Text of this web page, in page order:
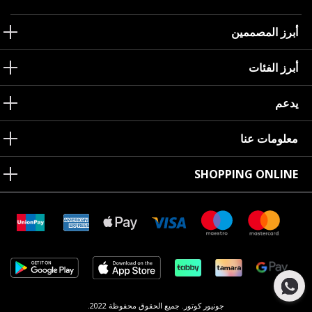
أبرز المصممين
أبرز الفئات
يدعم
معلومات عنا
SHOPPING ONLINE
جونيور كوتور. جميع الحقوق محفوظة 2022.